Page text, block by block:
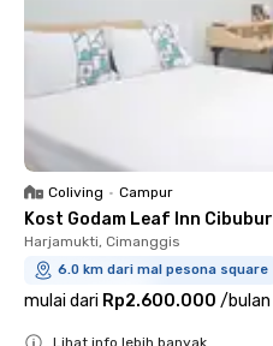
Coliving • Campur
Kost Godam Leaf Inn Cibubur
Harjamukti, Cimanggis
6.0 km dari mal pesona square
mulai dari Rp2.600.000 /bulan
Lihat info lebih banyak